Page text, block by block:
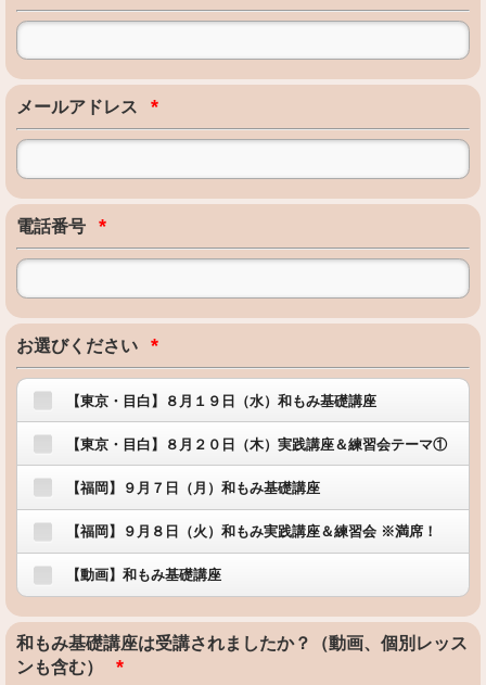
メールアドレス *
電話番号 *
お選びください *
【東京・目白】８月１９日（水）和もみ基礎講座
【東京・目白】８月２０日（木）実践講座＆練習会テーマ①
【福岡】９月７日（月）和もみ基礎講座
【福岡】９月８日（火）和もみ実践講座＆練習会 ※満席！
【動画】和もみ基礎講座
和もみ基礎講座は受講されましたか？（動画、個別レッス
ンも含む）
*